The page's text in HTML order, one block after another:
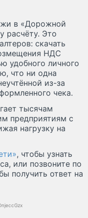
в «Дорожной
расчёту. Это
скачать
НДС
удобного личного
что ни одна
из-за
чека.
тысячам
предприятиям с
нагрузку на
, чтобы узнать
или позвоните по
получить ответ на